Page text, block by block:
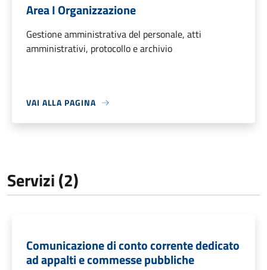
Area I Organizzazione
Gestione amministrativa del personale, atti
amministrativi, protocollo e archivio
VAI ALLA PAGINA
Servizi (2)
Comunicazione di conto corrente dedicato
ad appalti e commesse pubbliche